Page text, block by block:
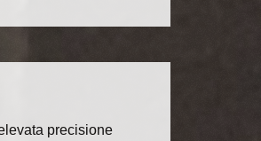
precisione